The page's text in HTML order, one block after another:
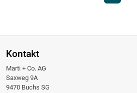
Kontakt
Marti + Co. AG
Saxweg 9A
9470 Buchs SG